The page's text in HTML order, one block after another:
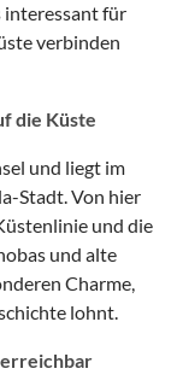
interessant für
verbinden
die Küste
und liegt im
Stadt. Von hier
und die
und alte
Charme,
lohnt.
erreichbar